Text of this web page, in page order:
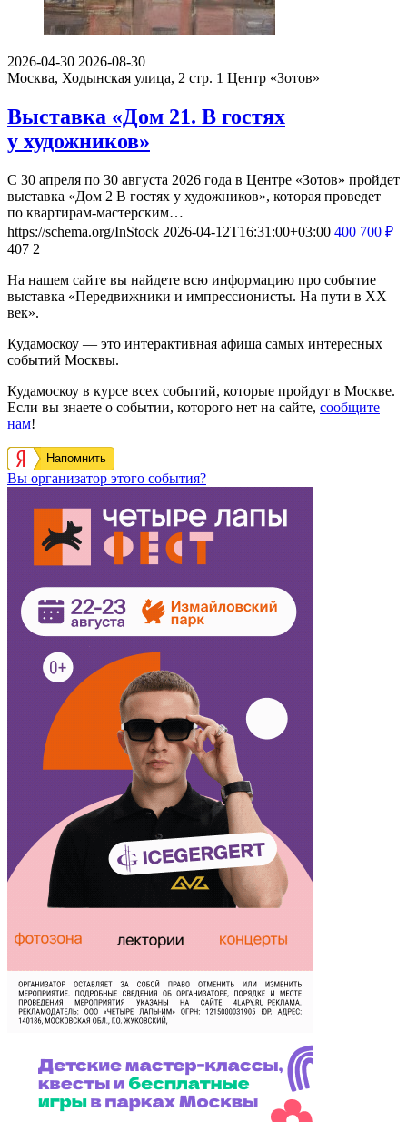
2026-04-30 2026-08-30
Москва, Ходынская улица, 2 стр. 1 Центр «Зотов»
Выставка «Дом 21. В гостях
у художников»
С 30 апреля по 30 августа 2026 года в Центре «Зотов» пройдет
выставка «Дом 2 В гостях у художников», которая проведет
по квартирам-мастерским…
https://schema.org/InStock 2026-04-12T16:31:00+03:00 400 700 ₽
407 2
На нашем сайте вы найдете всю информацию про событие
выставка «Передвижники и импрессионисты. На пути в ХХ
век».
Кудамоскоу — это интерактивная афиша самых интересных
событий Москвы.
Кудамоскоу в курсе всех событий, которые пройдут в Москве.
Если вы знаете о событии, которого нет на сайте, сообщите
нам!
Напомнить
Вы организатор этого события?